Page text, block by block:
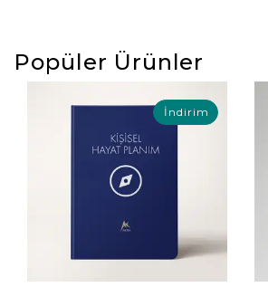
Popüler Ürünler
İndirim